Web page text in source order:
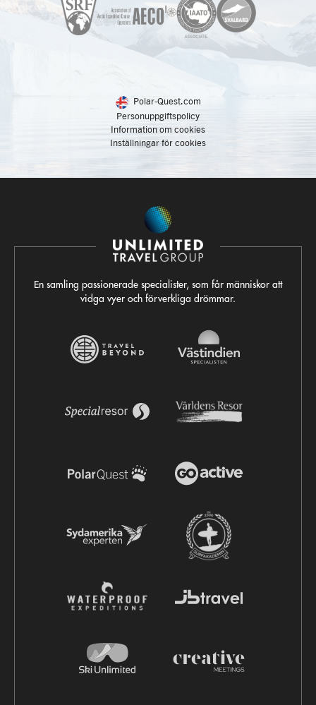
Polar-Quest.com
Personuppgiftspolicy
Information om cookies
Inställningar för cookies
En samling passionerade specialister, som får människor att
vidga vyer och förverkliga drömmar.